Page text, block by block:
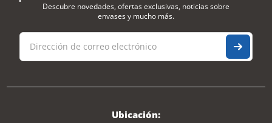
Descubre novedades, ofertas exclusivas, noticias sobre
envases y mucho más.
Ubicación: